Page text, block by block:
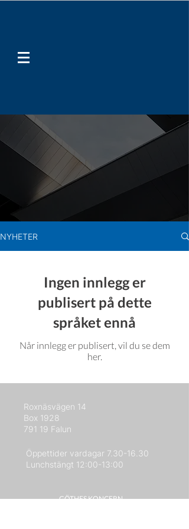
NYHETER
Ingen innlegg er
publisert på dette
språket ennå
Når innlegg er publisert, vil du se dem
her.
Roxnäsvägen 14
Box 1928
791 19 Falun
Öppettider vardagar 7.30-16.30
Lunchstängt 12:00-13:00
GÖTHES KONCERN